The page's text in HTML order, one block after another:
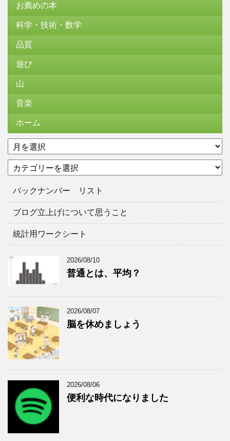
お薦めの本
科学・技術・数学
品質
遊び
山
音楽
ホーム
ア
ー
イ
テ
リ
バックナンバー リスト
ブログ立上げについて思うこと
統計用ワークシート
2026/08/10
普通とは、平均？
2026/08/07
脳を休めましょう
2026/08/06
便利な時代になりました